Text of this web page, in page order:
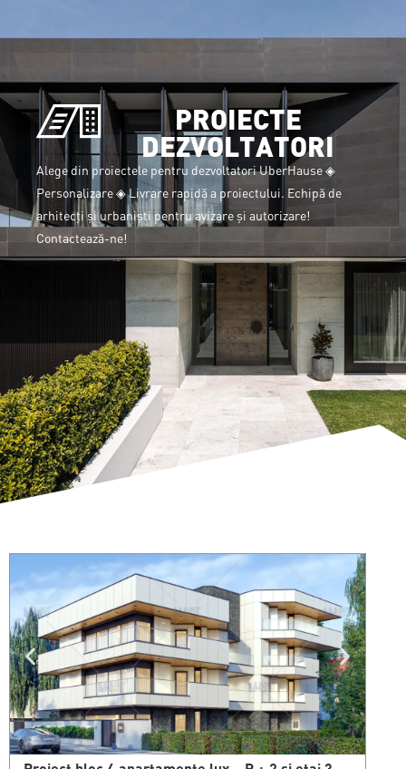
PROIECTE
DEZVOLTATORI
Alege din proiectele pentru dezvoltatori UberHause ◈
Personalizare ◈ Livrare rapidă a proiectului. Echipă de
arhitecți și urbaniști pentru avizare și autorizare!
Contactează-ne!